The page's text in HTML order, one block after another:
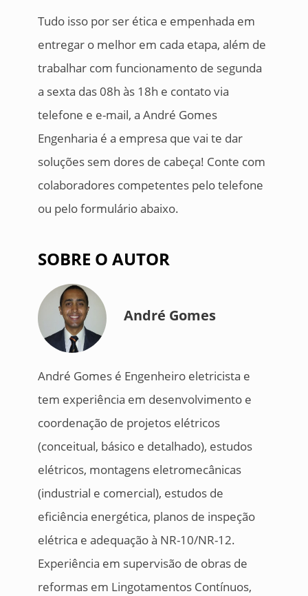
Tudo isso por ser ética e empenhada em
entregar o melhor em cada etapa, além de
trabalhar com funcionamento de segunda
a sexta das 08h às 18h e contato via
telefone e e-mail, a André Gomes
Engenharia é a empresa que vai te dar
soluções sem dores de cabeça! Conte com
colaboradores competentes pelo telefone
ou pelo formulário abaixo.
SOBRE O AUTOR
André Gomes
André Gomes é Engenheiro eletricista e
tem experiência em desenvolvimento e
coordenação de projetos elétricos
(conceitual, básico e detalhado), estudos
elétricos, montagens eletromecânicas
(industrial e comercial), estudos de
eficiência energética, planos de inspeção
elétrica e adequação à NR-10/NR-12.
Experiência em supervisão de obras de
reformas em Lingotamentos Contínuos,